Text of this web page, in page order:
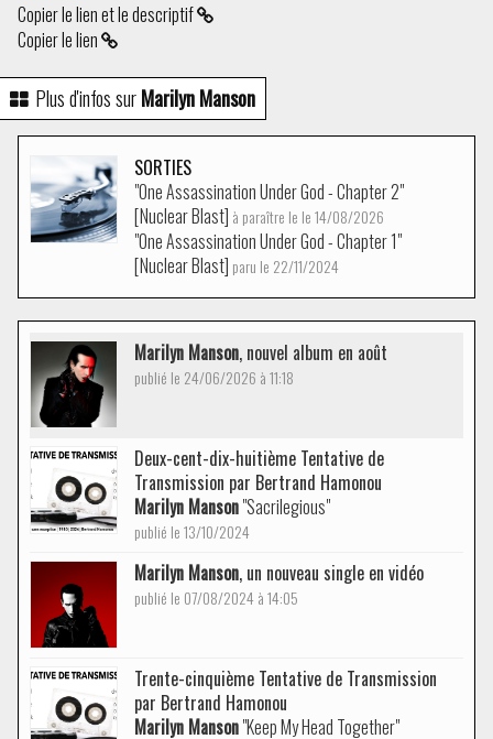
Copier le lien et le descriptif
Copier le lien
Plus d'infos surMarilyn Manson
SORTIES
"One Assassination Under God - Chapter 2"
[Nuclear Blast] à paraître le le 14/08/2026
"One Assassination Under God - Chapter 1"
[Nuclear Blast] paru le 22/11/2024
Marilyn Manson, nouvel album en août
publié le 24/06/2026 à 11:18
Deux-cent-dix-huitième Tentative de
Transmission par Bertrand Hamonou
Marilyn Manson"Sacrilegious"
publié le 13/10/2024
Marilyn Manson, un nouveau single en vidéo
publié le 07/08/2024 à 14:05
Trente-cinquième Tentative de Transmission
par Bertrand Hamonou
Marilyn Manson"Keep My Head Together"